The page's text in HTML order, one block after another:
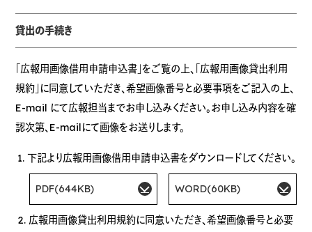
貸出の手続き
「広報用画像借用申請申込書」をご覧の上、「広報用画像貸出利用
規約」に同意していただき、希望画像番号と必要事項をご記入の上、
E-mail にて広報担当までお申し込みください。お申し込み内容を確
認次第、E-mailにて画像をお送りします。
下記より広報用画像借用申請申込書をダウンロードしてください。
PDF(644KB) WORD(60KB)
広報用画像貸出利用規約に同意いただき、希望画像番号と必要